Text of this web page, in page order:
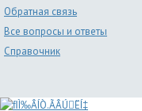
Обратная связь
Все вопросы и ответы
Справочник